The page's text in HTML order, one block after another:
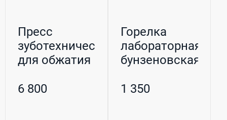
Пресс
зуботехнический
для обжатия
выпрессо...
6 800
Горелка
лабораторная
бунзеновская
(при...
1 350